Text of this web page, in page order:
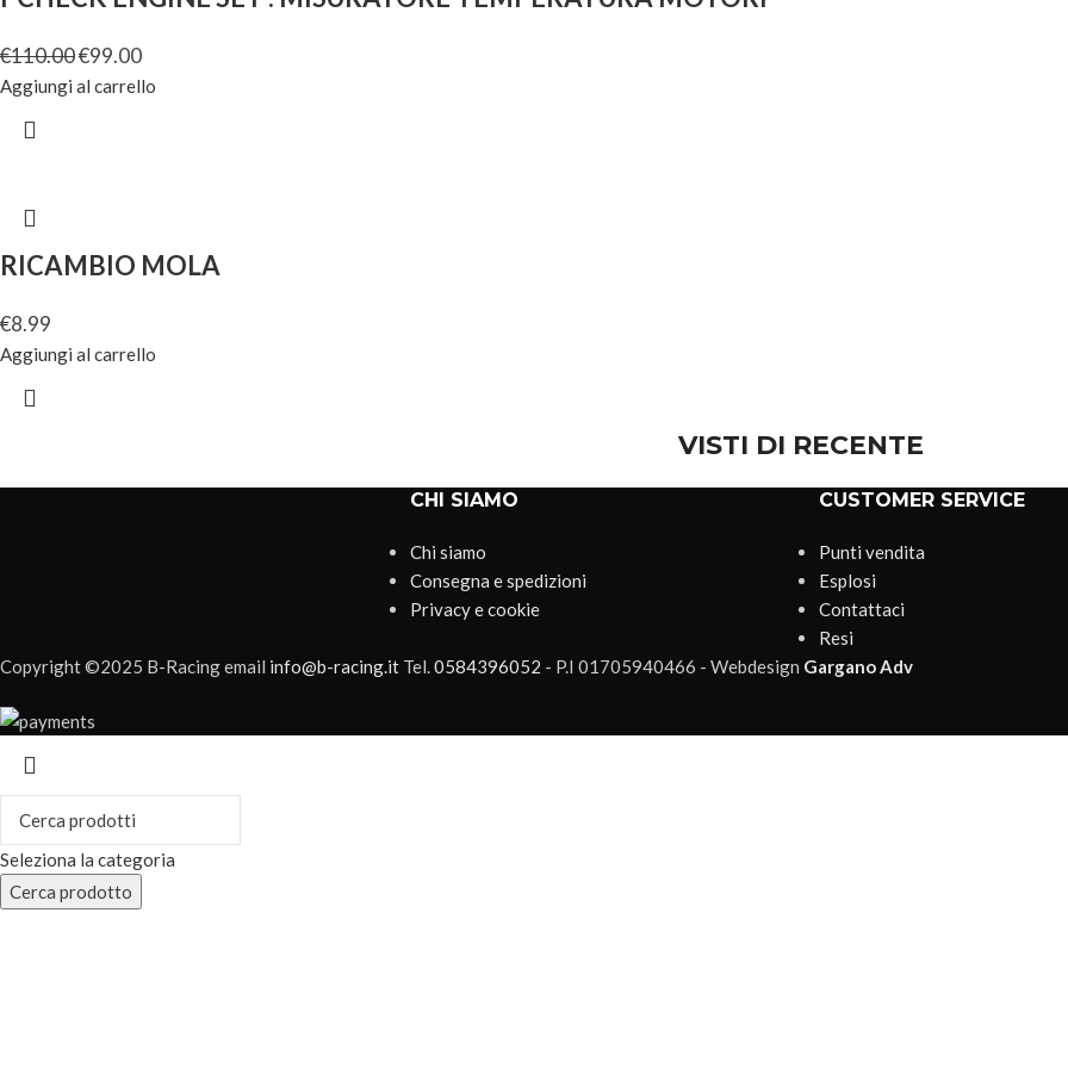
€110.00€99.00
Aggiungi al carrello
RICAMBIO MOLA
€8.99
Aggiungi al carrello
VISTI DI RECENTE
CHI SIAMO
Chi siamo
Consegna e spedizioni
Privacy e cookie
CUSTOMER SERVICE
Punti vendita
Esplosi
Contattaci
Resi
Copyright ©2025 B-Racing email info@b-racing.it Tel.0584396052 - P.I 01705940466 - Webdesign Gargano Adv
Seleziona la categoria
Cerca prodotto